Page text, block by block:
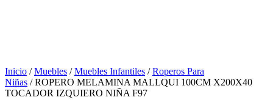
Inicio /Muebles /Muebles Infantiles /Roperos Para
Niñas / ROPERO MELAMINA MALLQUI 100CM X200X40
TOCADOR IZQUIERO NIÑA F97